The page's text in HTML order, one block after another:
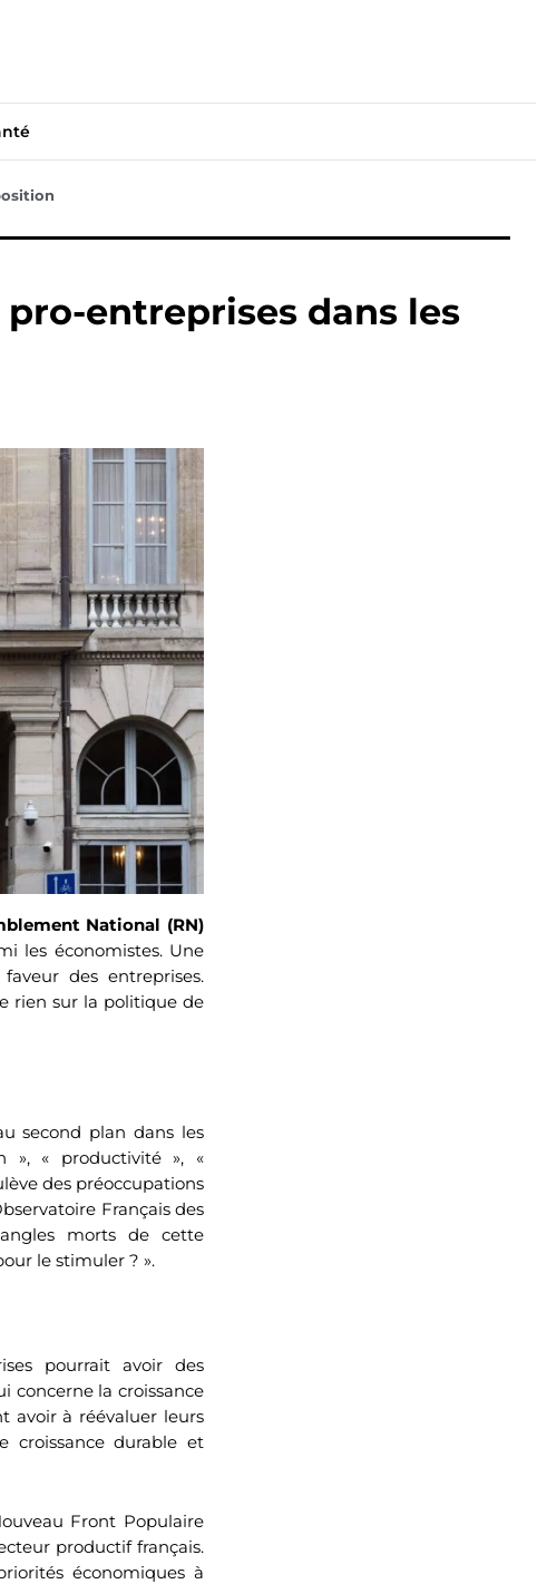
entreprises dans les
National (RN)
les économistes. Une
des entreprises.
rien sur la politique de
second plan dans les
», « productivité », «
des préoccupations
Français des
morts de cette
le stimuler ? ».
pourrait avoir des
concerne la croissance
avoir à réévaluer leurs
croissance durable et
Front Populaire
productif français.
économiques à